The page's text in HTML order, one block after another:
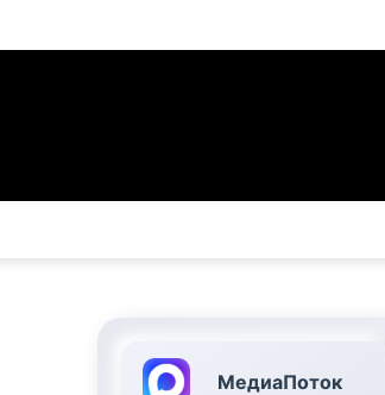
МедиаПоток